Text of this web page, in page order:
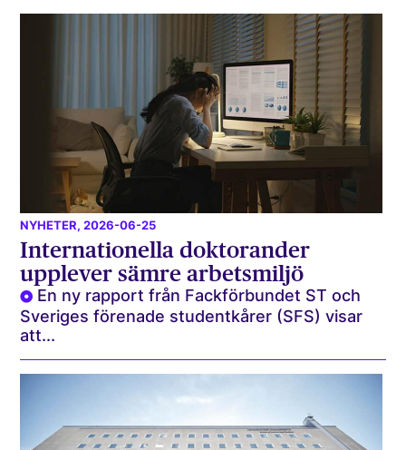
NYHETER, 2026-06-25
Internationella doktorander
upplever sämre arbetsmiljö
En ny rapport från Fackförbundet ST och
Sveriges förenade studentkårer (SFS) visar
att...